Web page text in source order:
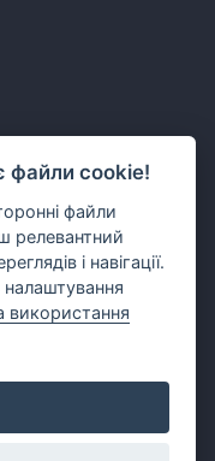
файли cookie!
файли
релевантний
і навігації.
налаштування
використання